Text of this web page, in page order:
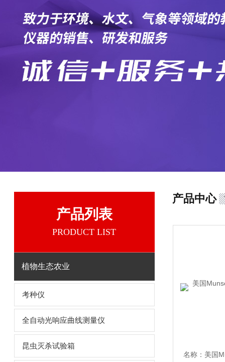
产品列表
PRODUCT LIST
植物生态农业
考种仪
全自动光响应曲线测量仪
昆虫灭杀试验箱
产品中心